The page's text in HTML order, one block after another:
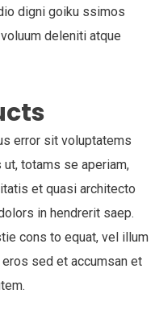
digni goiku ssimos
deleniti atque
error sit voluptatems
totams se aperiam,
et quasi architecto
in hendrerit saep.
cons to equat, vel illum
sed et accumsan et